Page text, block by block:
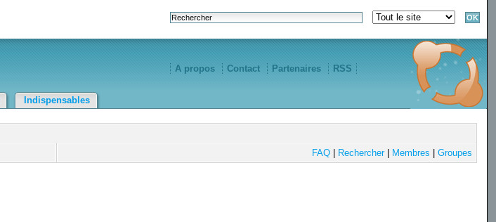
A propos Contact Partenaires RSS
Indispensables
FAQ| Rechercher| Membres Groupes